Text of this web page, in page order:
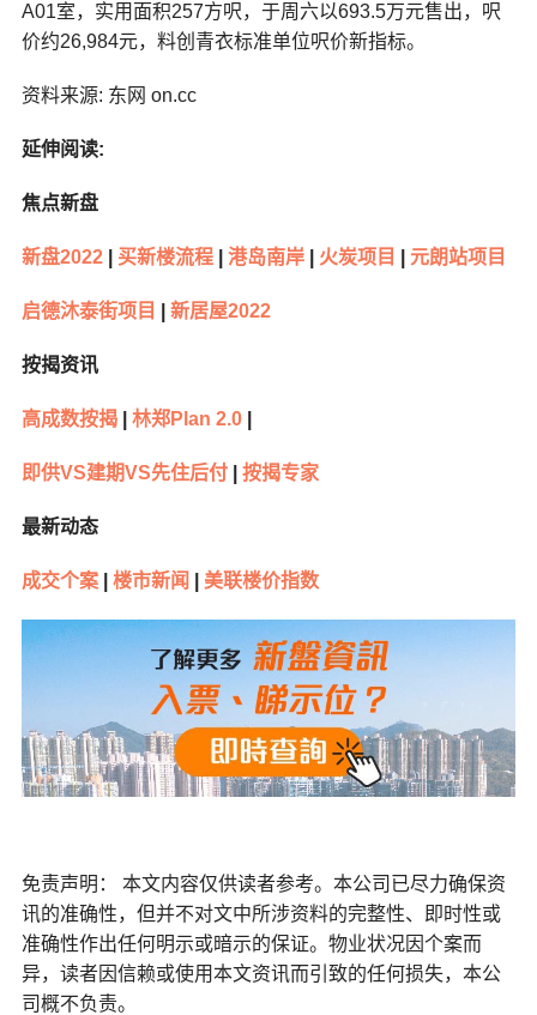
A01室，实用面积257方呎，于周六以693.5万元售出，呎
价约26,984元，料创青衣标准单位呎价新指标。
资料来源: 东网 on.cc
延伸阅读:
焦点新盘
新盘2022| 买新楼流程| 港岛南岸| 火炭项目 元朗站项目
启德沐泰街项目 新居屋2022
按揭资讯
高成数按揭| 林郑Plan 2.0|
即供VS建期VS先住后付 按揭专家
最新动态
成交个案 楼市新闻 美联楼价指数
免责声明： 本文内容仅供读者参考。本公司已尽力确保资
讯的准确性，但并不对文中所涉资料的完整性、即时性或
准确性作出任何明示或暗示的保证。物业状况因个案而
异，读者因信赖或使用本文资讯而引致的任何损失，本公
司概不负责。